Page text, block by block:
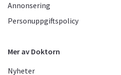
Annonsering
Personuppgiftspolicy
Mer av Doktorn
Nyheter